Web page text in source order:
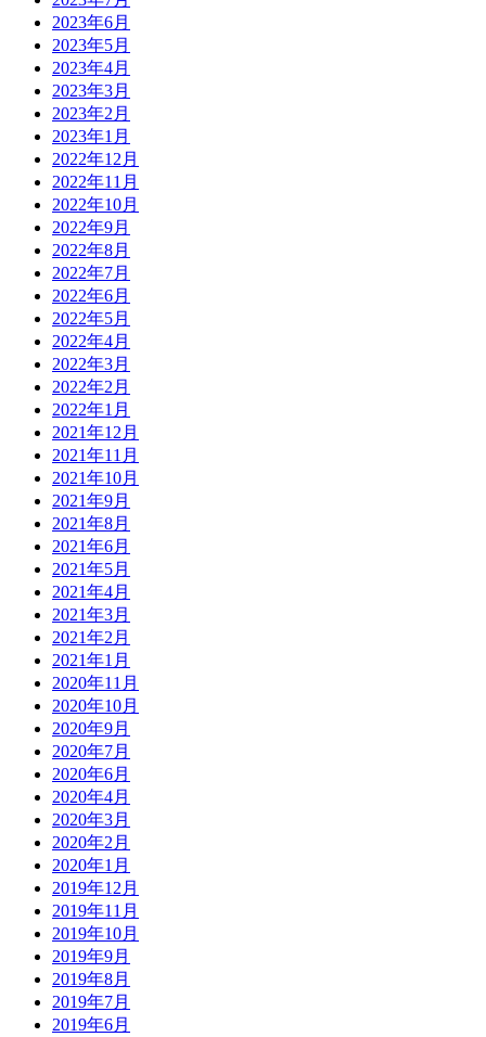
2023年6月
2023年5月
2023年4月
2023年3月
2023年2月
2023年1月
2022年12月
2022年11月
2022年10月
2022年9月
2022年8月
2022年7月
2022年6月
2022年5月
2022年4月
2022年3月
2022年2月
2022年1月
2021年12月
2021年11月
2021年10月
2021年9月
2021年8月
2021年6月
2021年5月
2021年4月
2021年3月
2021年2月
2021年1月
2020年11月
2020年10月
2020年9月
2020年7月
2020年6月
2020年4月
2020年3月
2020年2月
2020年1月
2019年12月
2019年11月
2019年10月
2019年9月
2019年8月
2019年7月
2019年6月